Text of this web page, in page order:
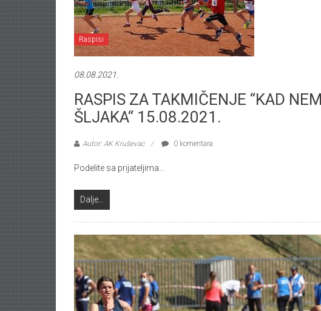
Raspisi
08.08.2021.
RASPIS ZA TAKMIČENJE “KAD
ŠLJAKA“ 15.08.2021.
Autor: AK Kruševac 0 komentara
Podelite sa prijateljima…
Dalje...